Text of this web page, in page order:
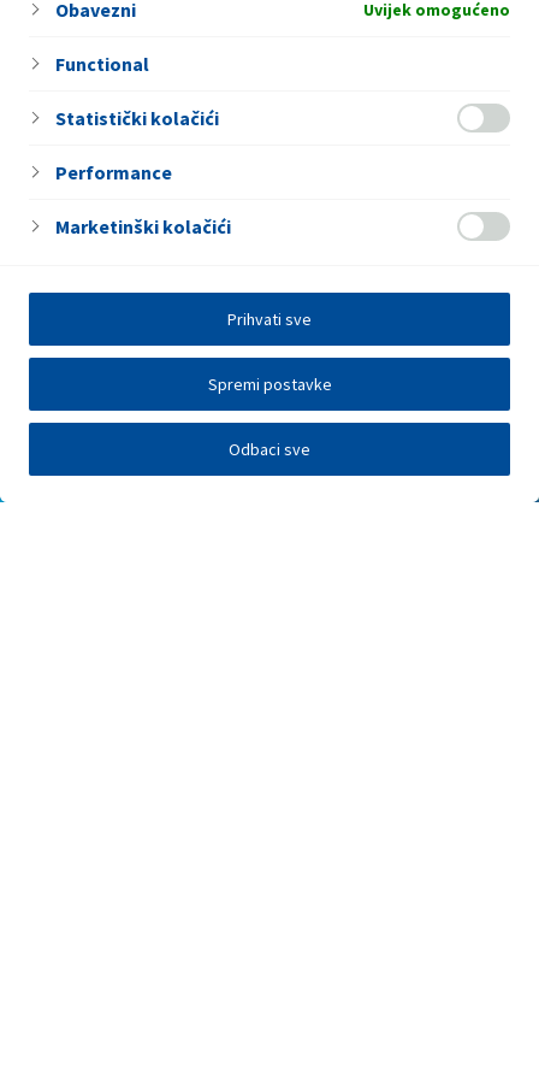
Obavezni Uvijek omogućeno
Functional
Statistički kolačići
Performance
Marketinški kolačići
Odbaci sve
Spremi postavke
Prihvati sve